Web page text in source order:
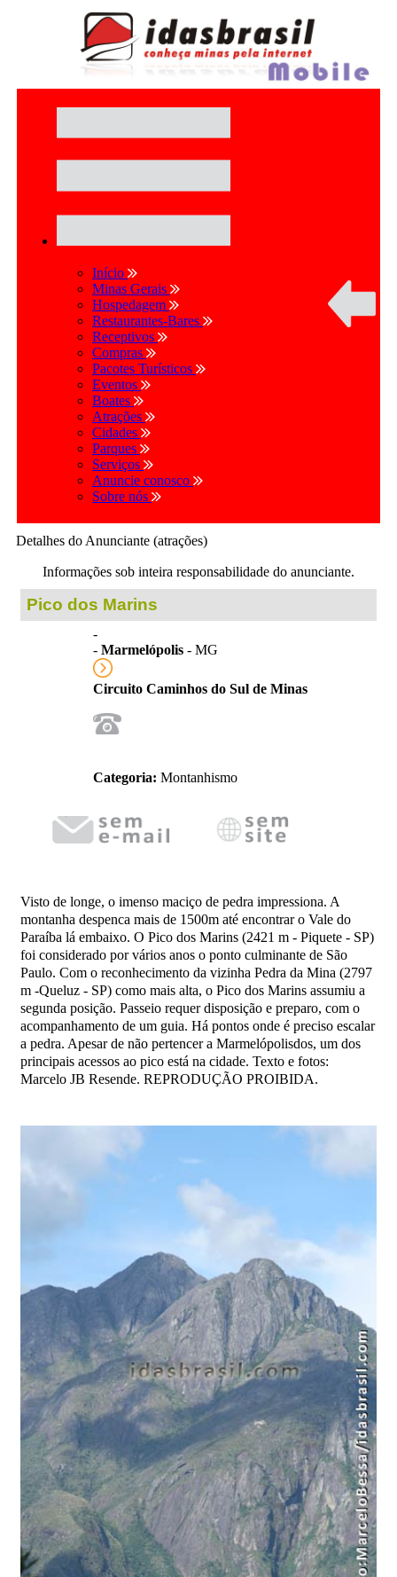
Início
Minas Gerais
Hospedagem
Restaurantes-Bares
Receptivos
Compras
Pacotes Turísticos
Eventos
Boates
Atrações
Cidades
Parques
Serviços
Anuncie conosco
Sobre nós
Detalhes do Anunciante (atrações)
Informações sob inteira responsabilidade do anunciante.
Pico dos Marins
-
- Marmelópolis - MG
Circuito Caminhos do Sul de Minas
Categoria: Montanhismo
Visto de longe, o imenso maciço de pedra impressiona. A
montanha despenca mais de 1500m até encontrar o Vale do
Paraíba lá embaixo. O Pico dos Marins (2421 m - Piquete - SP)
foi considerado por vários anos o ponto culminante de São
Paulo. Com o reconhecimento da vizinha Pedra da Mina (2797
m -Queluz - SP) como mais alta, o Pico dos Marins assumiu a
segunda posição. Passeio requer disposição e preparo, com o
acompanhamento de um guia. Há pontos onde é preciso escalar
a pedra. Apesar de não pertencer a Marmelópolisdos, um dos
principais acessos ao pico está na cidade. Texto e fotos:
Marcelo JB Resende. REPRODUÇÃO PROIBIDA.